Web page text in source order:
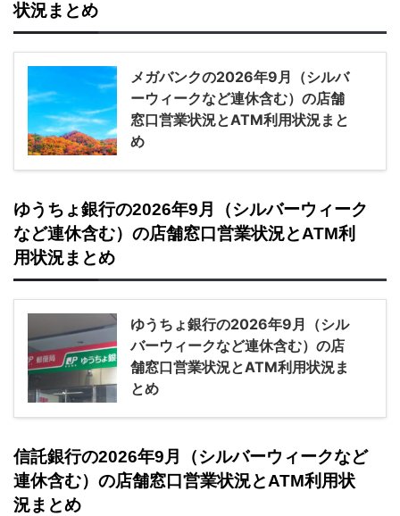
状況まとめ
メガバンクの2026年9月（シルバ
ーウィークなど連休含む）の店舗
窓口営業状況とATM利用状況まと
め
ゆうちょ銀行の2026年9月（シルバーウィーク
など連休含む）の店舗窓口営業状況とATM利
用状況まとめ
ゆうちょ銀行の2026年9月（シル
バーウィークなど連休含む）の店
舗窓口営業状況とATM利用状況ま
とめ
信託銀行の2026年9月（シルバーウィークなど
連休含む）の店舗窓口営業状況とATM利用状
況まとめ